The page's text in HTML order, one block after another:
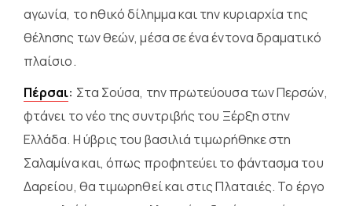
αγωνία, το ηθικό δίλημμα και την κυριαρχία της
θέλησης των θεών, μέσα σε ένα έντονα δραματικό
πλαίσιο.
Πέρσαι: Στα Σούσα, την πρωτεύουσα των Περσών,
φτάνει το νέο της συντριβής του Ξέρξη στην
Ελλάδα. Η ύβρις του βασιλιά τιμωρήθηκε στη
Σαλαμίνα και, όπως προφητεύει το φάντασμα του
Δαρείου, θα τιμωρηθεί και στις Πλαταιές. Το έργο